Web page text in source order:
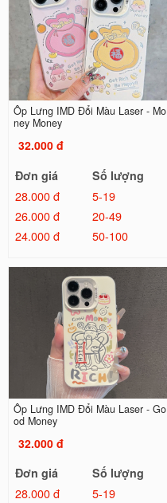
Ốp Lưng IMD Đổi Màu Laser - Mo
ney Money
32.000 đ
Đơn giá
Số lượng
28.000 đ
5-19
26.000 đ
20-49
24.000 đ
50-100
Ốp Lưng IMD Đổi Màu Laser - Go
od Money
32.000 đ
Đơn giá
Số lượng
28.000 đ
5-19